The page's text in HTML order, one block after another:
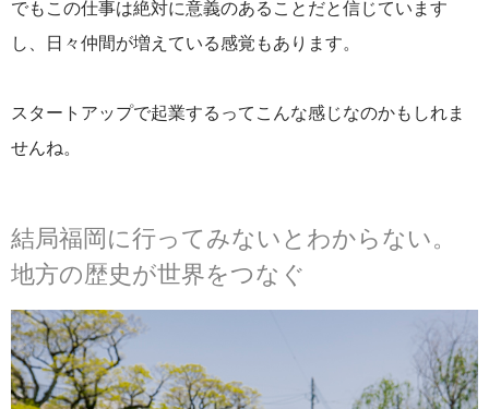
でもこの仕事は絶対に意義のあることだと信じています
し、日々仲間が増えている感覚もあります。
スタートアップで起業するってこんな感じなのかもしれま
せんね。
結局福岡に行ってみないとわからない。
地方の歴史が世界をつなぐ